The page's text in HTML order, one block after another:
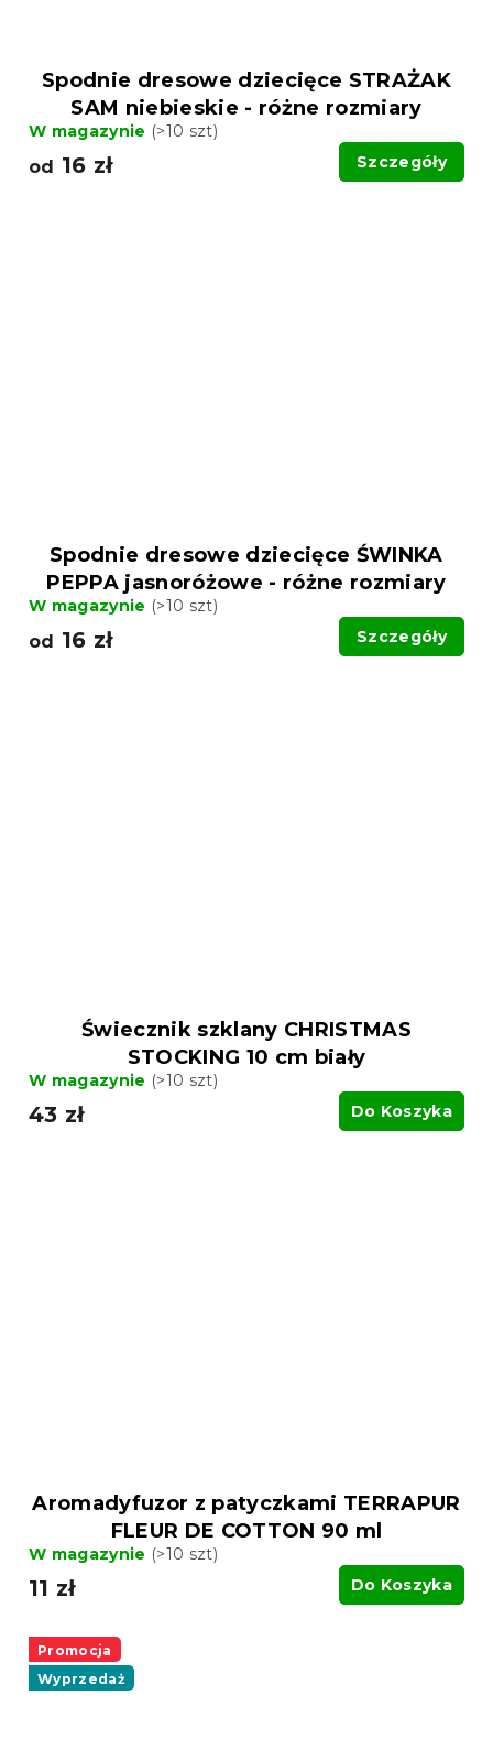
Spodnie dresowe dziecięce STRAŻAK
SAM niebieskie - różne rozmiary
W magazynie (>10 szt)
od 16 zł Szczegóły
Spodnie dresowe dziecięce ŚWINKA
PEPPA jasnoróżowe - różne rozmiary
W magazynie (>10 szt)
od 16 zł Szczegóły
Świecznik szklany CHRISTMAS
STOCKING 10 cm biały
W magazynie (>10 szt)
43 zł Do Koszyka
Aromadyfuzor z patyczkami TERRAPUR
FLEUR DE COTTON 90 ml
W magazynie (>10 szt)
11 zł Do Koszyka
Promocja
Wyprzedaż